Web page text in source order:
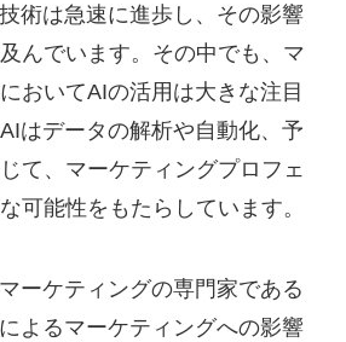
術は急速に進歩し、その影響
んでいます。その中でも、マ
おいてAIの活用は大きな注目
はデータの解析や自動化、予
て、マーケティングプロフェ
可能性をもたらしています。
ーケティングの専門家である
よるマーケティングへの影響